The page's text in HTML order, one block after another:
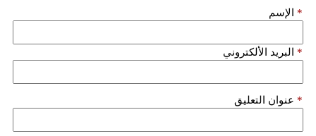
الإسم *
البريد الألكتروني *
عنوان التعليق *